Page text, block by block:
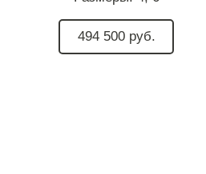
494 500 руб.